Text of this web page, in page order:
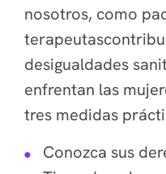
nosotros, como
desigualdades
enfrentan las
tres medidas
Conozca sus